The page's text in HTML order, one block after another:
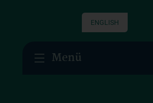
ENGLISH
Menü